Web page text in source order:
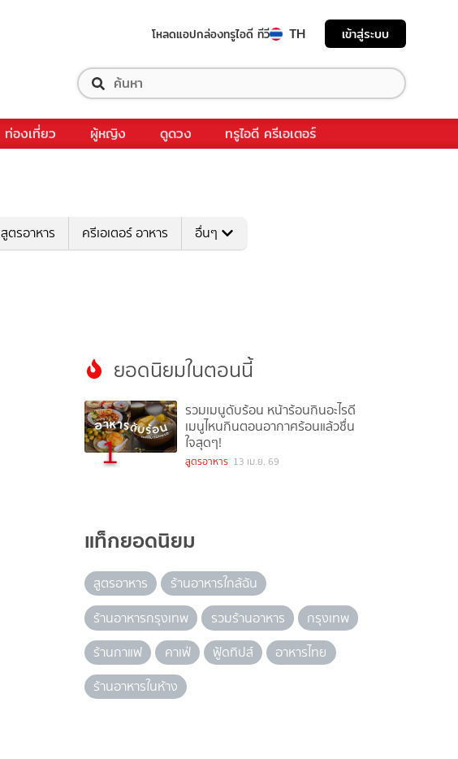
โหลดแอปกล่องทรูไอดี ทีวี TH เข้าสู่ระบบ
ท่องเที่ยว ผู้หญิง ดูดวง ทรูไอดี ครีเอเตอร์
สูตรอาหาร ครีเอเตอร์ อาหาร อื่นๆ
ยอดนิยมในตอนนี้
1
รวมเมนูดับร้อน หน้าร้อนกินอะไรดี
เมนูไหนกินตอนอากาศร้อนแล้วชื่น
ใจสุดๆ!
สูตรอาหาร 13 เม.ย. 69
แท็กยอดนิยม
สูตรอาหาร
ร้านอาหารใกล้ฉัน
ร้านอาหารกรุงเทพ
รวมร้านอาหาร
กรุงเทพ
ร้านกาแฟ
คาเฟ่ ฟู้ดทิปส์
อาหารไทย
ร้านอาหารในห้าง